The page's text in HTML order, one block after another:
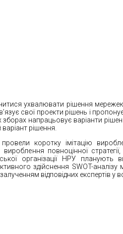
ухвалювати рішення
свої проекти рішень і
зборах напрацьовує варіанти
рішення.
коротку імітацію
повноцінної
організації НРУ планують
здійснення SWOT-аналізу
відповідних експертів у